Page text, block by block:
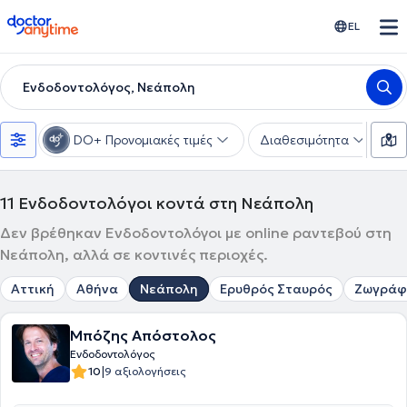
doctoranytime EL
Ενδοδοντολόγος, Νεάπολη
DO+ Προνομιακές τιμές Διαθεσιμότητα
11 Ενδοδοντολόγοι κοντά στη Νεάπολη
Δεν βρέθηκαν Ενδοδοντολόγοι με online ραντεβού στη
Νεάπολη, αλλά σε κοντινές περιοχές.
Αττική Αθήνα Νεάπολη Ερυθρός Σταυρός
Μπόζης Απόστολος
Ενδοδοντολόγος
10|9 αξιολογήσεις